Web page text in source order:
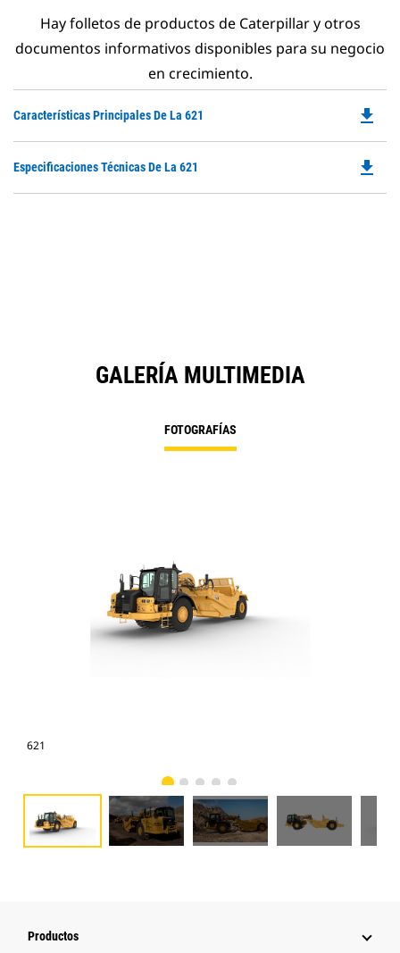
Hay folletos de productos de Caterpillar y otros
documentos informativos disponibles para su negocio
en crecimiento.
Características Principales De La 621
a
file_download
Especificaciones Técnicas De La 621 file_download
GALERÍA MULTIMEDIA
FOTOGRAFÍAS
621
Productos